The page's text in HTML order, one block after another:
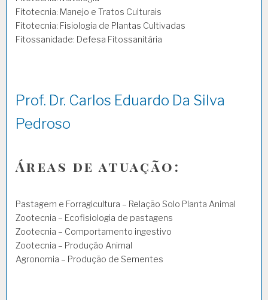
Fitotecnia: Manejo e Tratos Culturais
Fitotecnia: Fisiologia de Plantas Cultivadas
Fitossanidade: Defesa Fitossanitária
Prof. Dr. Carlos Eduardo Da Silva
Pedroso
Áreas de atuação:
Pastagem e Forragicultura – Relação Solo Planta Animal
Zootecnia – Ecofisiologia de pastagens
Zootecnia – Comportamento ingestivo
Zootecnia – Produção Animal
Agronomia – Produção de Sementes